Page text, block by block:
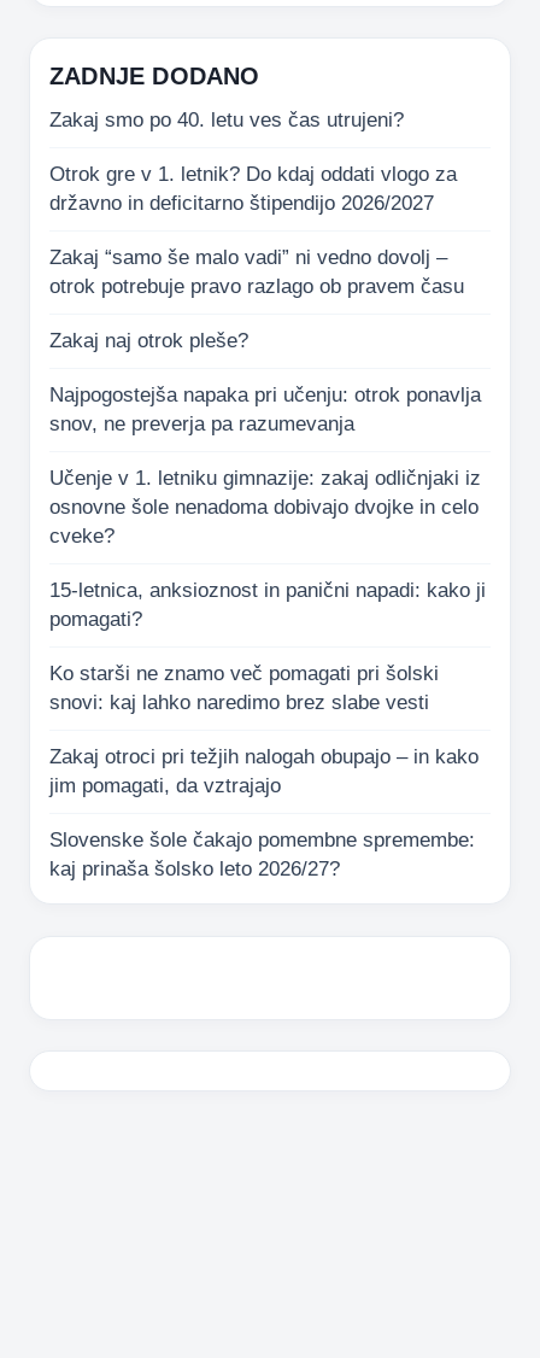
ZADNJE DODANO
Zakaj smo po 40. letu ves čas utrujeni?
Otrok gre v 1. letnik? Do kdaj oddati vlogo za
državno in deficitarno štipendijo 2026/2027
Zakaj “samo še malo vadi” ni vedno dovolj –
otrok potrebuje pravo razlago ob pravem času
Zakaj naj otrok pleše?
Najpogostejša napaka pri učenju: otrok ponavlja
snov, ne preverja pa razumevanja
Učenje v 1. letniku gimnazije: zakaj odličnjaki iz
osnovne šole nenadoma dobivajo dvojke in celo
cveke?
15-letnica, anksioznost in panični napadi: kako ji
pomagati?
Ko starši ne znamo več pomagati pri šolski
snovi: kaj lahko naredimo brez slabe vesti
Zakaj otroci pri težjih nalogah obupajo – in kako
jim pomagati, da vztrajajo
Slovenske šole čakajo pomembne spremembe:
kaj prinaša šolsko leto 2026/27?